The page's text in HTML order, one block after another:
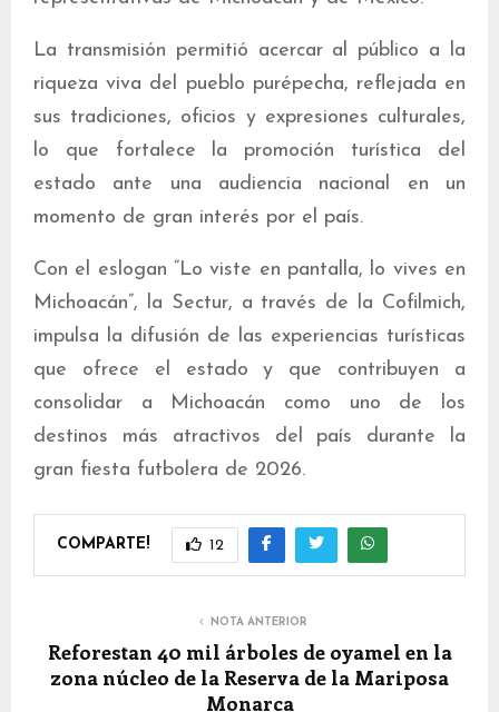
La transmisión permitió acercar al público a la
riqueza viva del pueblo purépecha, reflejada en
sus tradiciones, oficios y expresiones culturales,
lo que fortalece la promoción turística del
estado ante una audiencia nacional en un
momento de gran interés por el país.
Con el eslogan “Lo viste en pantalla, lo vives en
Michoacán”, la Sectur, a través de la Cofilmich,
impulsa la difusión de las experiencias turísticas
que ofrece el estado y que contribuyen a
consolidar a Michoacán como uno de los
destinos más atractivos del país durante la
gran fiesta futbolera de 2026.
COMPARTE! 12
NOTA ANTERIOR
Reforestan 40 mil árboles de oyamel en la
zona núcleo de la Reserva de la Mariposa
Monarca